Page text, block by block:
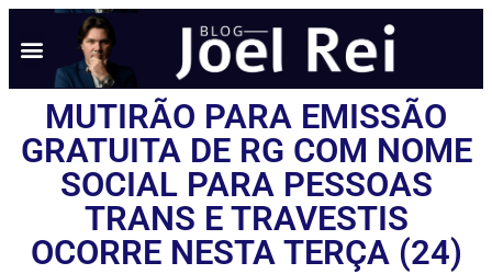
MUTIRÃO PARA EMISSÃO
GRATUITA DE RG COM NOME
SOCIAL PARA PESSOAS
TRANS E TRAVESTIS
OCORRE NESTA TERÇA (24)